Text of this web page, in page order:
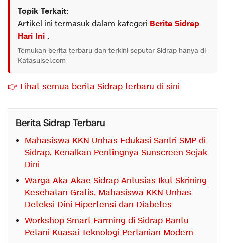
Topik Terkait:
Artikel ini termasuk dalam kategori Berita Sidrap
Hari Ini .
Temukan berita terbaru dan terkini seputar Sidrap hanya di
Katasulsel.com
👉 Lihat semua berita Sidrap terbaru di sini
Berita Sidrap Terbaru
Mahasiswa KKN Unhas Edukasi Santri SMP di
Sidrap, Kenalkan Pentingnya Sunscreen Sejak
Dini
Warga Aka-Akae Sidrap Antusias Ikut Skrining
Kesehatan Gratis, Mahasiswa KKN Unhas
Deteksi Dini Hipertensi dan Diabetes
Workshop Smart Farming di Sidrap Bantu
Petani Kuasai Teknologi Pertanian Modern